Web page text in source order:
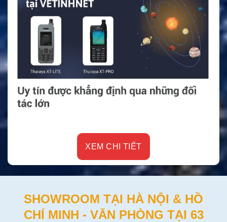
XEM CHI TIẾT
SHOWROOM TẠI HÀ NỘI & HỒ
CHÍ MINH - VĂN PHÒNG TẠI 63